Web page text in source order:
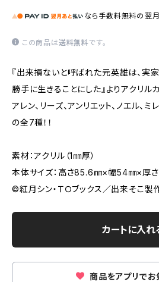
なら 手数料無料の 翌
この商品は送料無料です。
『出来損ないと呼ばれた元英雄は、実
勝手に生きることにした』よりアクリル
アレン、リーズ、アンリエット、ノエル、ミ
の全7種！！
素材：アクリル（1㎜厚）
本体サイズ：高さ85.6㎜×幅54㎜×厚
©紅月シン・ＴＯブックス／出来そこ製
カートに入れ
商品をアプリでお